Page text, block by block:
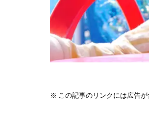
※ この記事のリンクには広告が